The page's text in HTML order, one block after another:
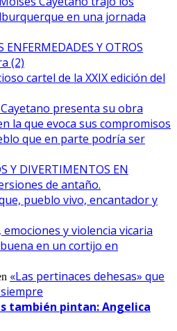
en una jornada
ENFERMEDADES Y OTROS
(2)
cartel de la XXIX edición del
presenta su obra
la que evoca sus compromisos
que en parte podría ser
Y DIVERTIMENTOS EN
de antaño.
pueblo vivo, encantador y
y violencia vicaria
en un cortijo en
«Las pertinaces dehesas» que
también pintan: Angelica